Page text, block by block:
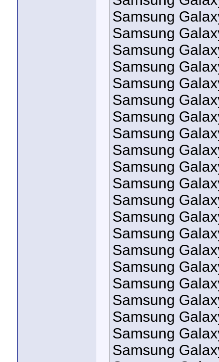
Samsung
Samsung
Samsung
Samsung
Samsung
Samsung
Samsung
Samsung
Samsung
Samsung
Samsung
Samsung
Samsung
Samsung
Samsung
Samsung
Samsung
Samsung
Samsung
Samsung
Samsung